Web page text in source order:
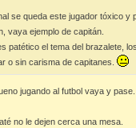
se queda este jugador tóxico y
vaya ejemplo de capitán.
patético el tema del brazalete,
o sin carisma de capitanes.
jugando al futbol vaya y pase.
no le dejen cerca una mesa.